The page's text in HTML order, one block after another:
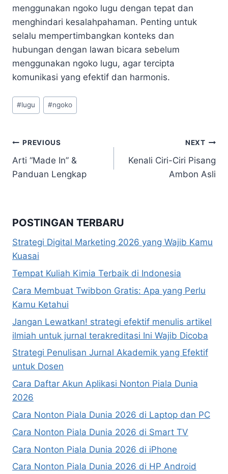
menggunakan ngoko lugu dengan tepat dan
menghindari kesalahpahaman. Penting untuk
selalu mempertimbangkan konteks dan
hubungan dengan lawan bicara sebelum
menggunakan ngoko lugu, agar tercipta
komunikasi yang efektif dan harmonis.
Post
Tags:
#lugu #ngoko
Navigasi
pos
PREVIOUS
Arti “Made In” &
Panduan Lengkap
NEXT
Kenali Ciri-Ciri Pisang
Ambon Asli
POSTINGAN TERBARU
Strategi Digital Marketing 2026 yang Wajib Kamu
Kuasai
Tempat Kuliah Kimia Terbaik di Indonesia
Cara Membuat Twibbon Gratis: Apa yang Perlu
Kamu Ketahui
Jangan Lewatkan! strategi efektif menulis artikel
ilmiah untuk jurnal terakreditasi Ini Wajib Dicoba
Strategi Penulisan Jurnal Akademik yang Efektif
untuk Dosen
Cara Daftar Akun Aplikasi Nonton Piala Dunia
2026
Cara Nonton Piala Dunia 2026 di Laptop dan PC
Cara Nonton Piala Dunia 2026 di Smart TV
Cara Nonton Piala Dunia 2026 di iPhone
Cara Nonton Piala Dunia 2026 di HP Android